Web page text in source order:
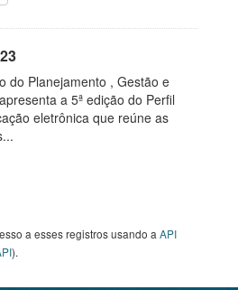
do Planejamento , Gestão e
a 5ª edição do Perfil
eletrônica que reúne as
a esses registros usando a API
).